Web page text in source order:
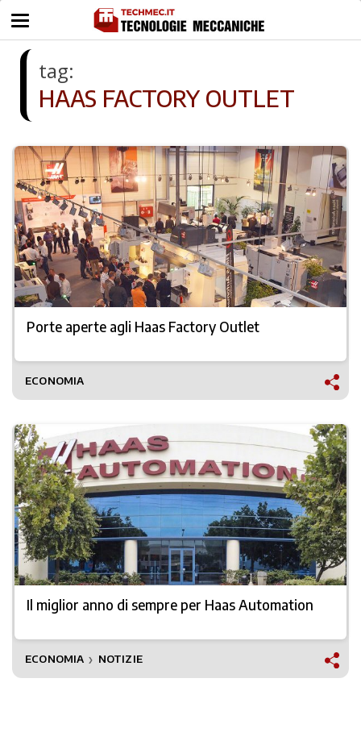
tag:
HAAS FACTORY OUTLET
Porte aperte agli Haas Factory Outlet
ECONOMIA
Il miglior anno di sempre per Haas Automation
ECONOMIA ❯ NOTIZIE